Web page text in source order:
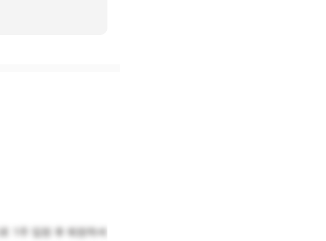
1주 입원 후 퇴원하셔